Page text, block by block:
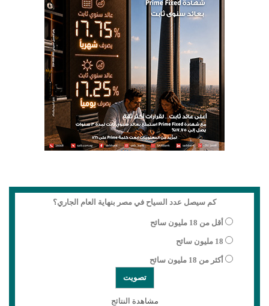
كم سيصل عدد السياح في مصر بنهاية العام الجاري؟
أقل من 18 مليون سائح
18 مليون سائح
أكثر من 18 مليون سائح
مشاهدة النتائج